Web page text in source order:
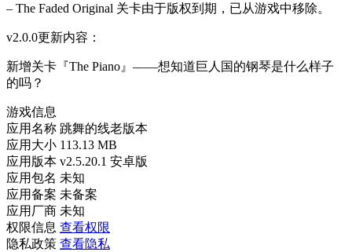
– The Faded Original 关卡由于版权到期，已从游戏中移除。
v2.0.0更新内容：
新增关卡『The Piano』——想知道巨人国的钢琴是什么样子
的吗？
游戏信息
应用名称 跳舞的线老版本
应用大小 113.13 MB
应用版本 v2.5.20.1 安卓版
应用包名 未知
应用备案 未备案
应用厂商 未知
权限信息 查看权限
隐私政策 查看隐私